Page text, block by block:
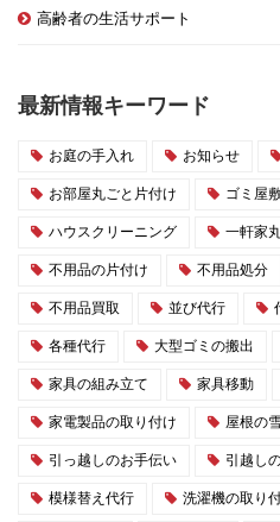
高齢者の生活サポート
最新情報キーワード
お庭の手入れ お知らせ
お部屋丸ごと片付け ゴミ屋
ハウスクリーニング 一軒家
不用品の片付け 不用品処分
不用品買取 並び代行
各種代行 大型ゴミの搬出
家具の組み立て 家具移動
家電製品の取り付け 屋根の
引っ越しのお手伝い 引越し
模様替え代行 洗濯機の取り